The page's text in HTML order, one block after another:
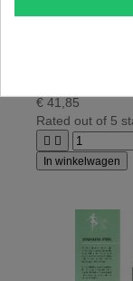
€ 41,85
Rated out of 5
 
In winkelwagen